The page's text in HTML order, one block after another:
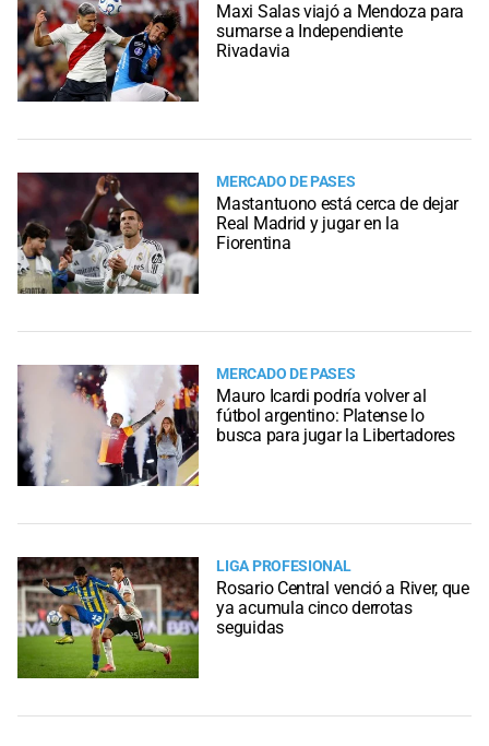
Maxi Salas viajó a Mendoza para
sumarse a Independiente
Rivadavia
MERCADO DE PASES
Mastantuono está cerca de dejar
Real Madrid y jugar en la
Fiorentina
MERCADO DE PASES
Mauro Icardi podría volver al
fútbol argentino: Platense lo
busca para jugar la Libertadores
LIGA PROFESIONAL
Rosario Central venció a River, que
ya acumula cinco derrotas
seguidas